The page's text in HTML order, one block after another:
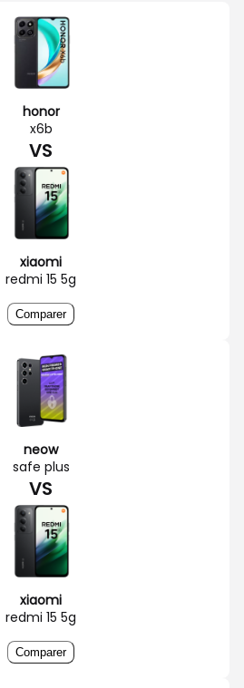
honor
x6b
VS
xiaomi
redmi 15 5g
Comparer
neow
safe plus
VS
xiaomi
redmi 15 5g
Comparer